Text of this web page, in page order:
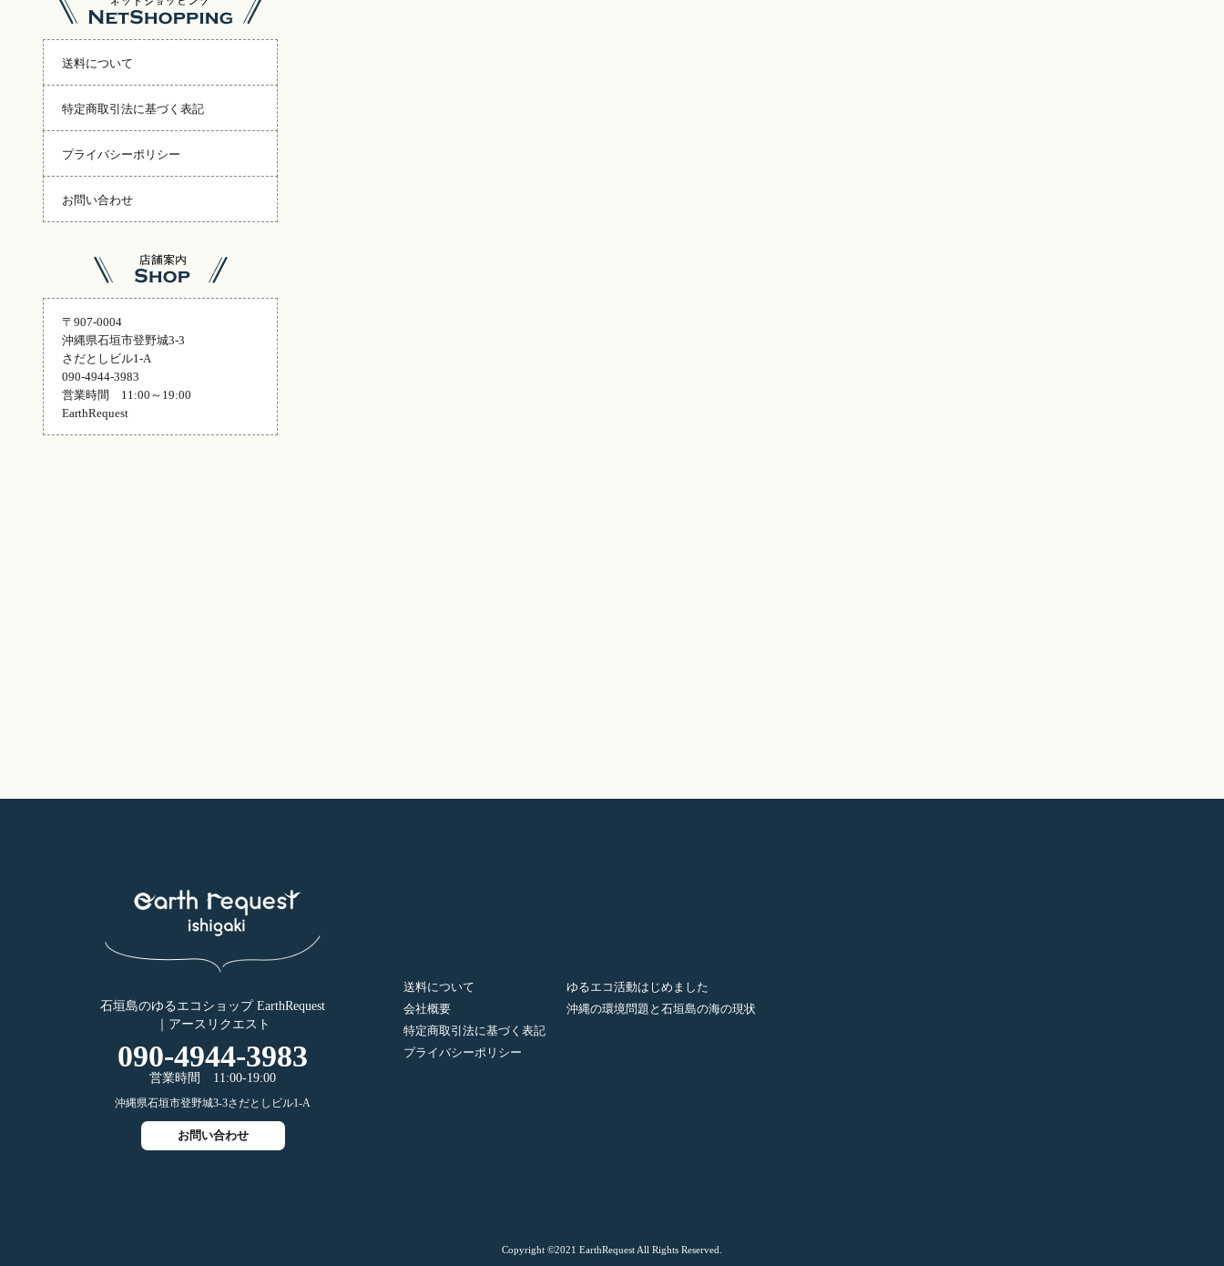
送料について
特定商取引法に基づく表記
プライバシーポリシー
お問い合わせ
〒907-0004
沖縄県石垣市登野城3-3
さだとしビル1-A
090-4944-3983
営業時間 11:00～19:00
EarthRequest
石垣島のゆるエコショップ EarthRequest
｜アースリクエスト
090-4944-3983
営業時間 11:00-19:00
沖縄県石垣市登野城3-3さだとしビル1-A
お問い合わせ
送料について
会社概要
特定商取引法に基づく表記
プライバシーポリシー
ゆるエコ活動はじめました
沖縄の環境問題と石垣島の海の現状
Copyright ©2021 EarthRequest All Rights Reserved.